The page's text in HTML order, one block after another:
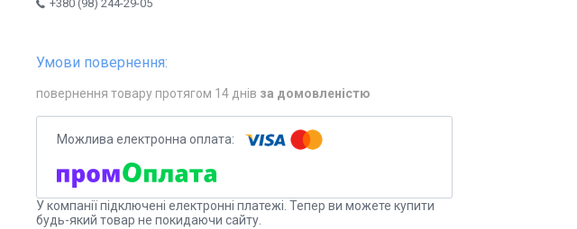
+380 (98) 244-29-05
повернення товару протягом 14 днів за домовленістю
У компанії підключені електронні платежі. Тепер ви можете купити
будь-який товар не покидаючи сайту.